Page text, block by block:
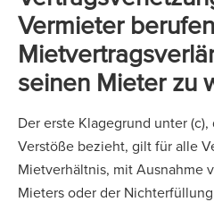
Vermieter
seinen Mieter zu
Der erste Klagegrund unter
Verstöße bezieht, gilt für alle
Mietverhältnis, mit Ausnahme
Mieters oder der